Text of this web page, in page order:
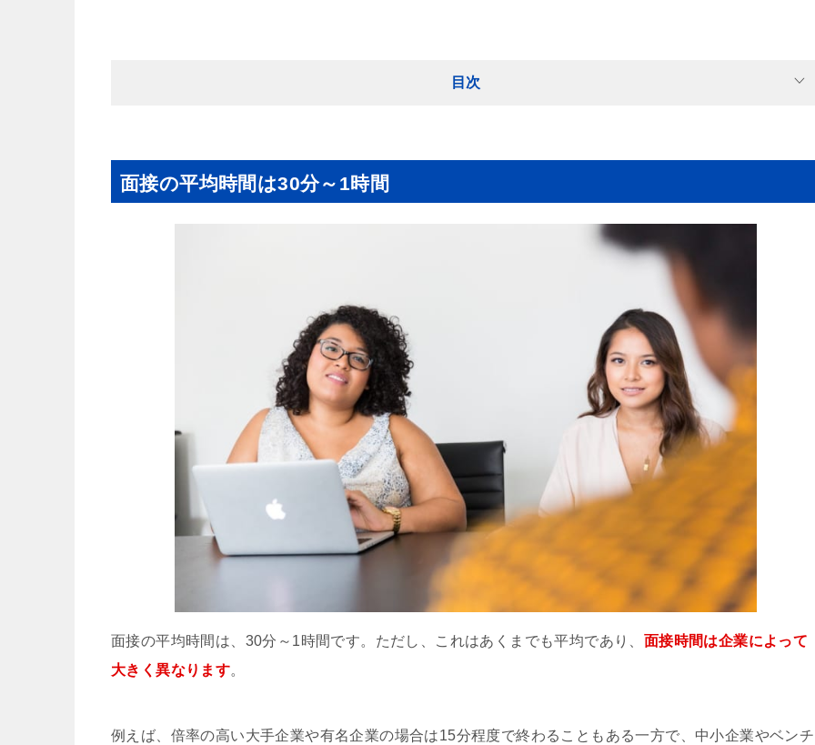
目次
面接の平均時間は30分～1時間
面接の平均時間は、30分～1時間です。ただし、これはあくまでも平均であり、 面接時間は企業によって
大きく異なります。
例えば、倍率の高い大手企業や有名企業の場合は15分程度で終わることもある一方で、中小企業やベンチ